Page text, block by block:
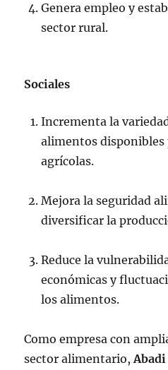
Genera empleo y
sector rural.
Sociales
Incrementa la
alimentos disponibles
agrícolas.
Mejora la seguridad
diversificar la
Reduce la
económicas y
los alimentos.
Como empresa con
sector alimentario,